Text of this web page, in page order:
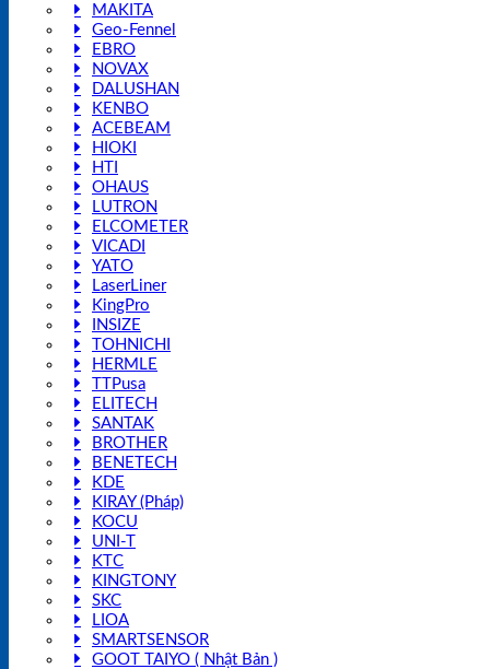
MAKITA
Geo-Fennel
EBRO
NOVAX
DALUSHAN
KENBO
ACEBEAM
HIOKI
HTI
OHAUS
LUTRON
ELCOMETER
VICADI
YATO
LaserLiner
KingPro
INSIZE
TOHNICHI
HERMLE
TTPusa
ELITECH
SANTAK
BROTHER
BENETECH
KDE
KIRAY (Pháp)
KOCU
UNI-T
KTC
KINGTONY
SKC
LIOA
SMARTSENSOR
GOOT TAIYO ( Nhật Bản )